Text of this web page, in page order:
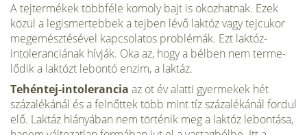
A tejtermékek többféle komoly bajt is okozhatnak. Ezek
közül a legismertebbek a tejben lévő laktóz vagy tejcukor
megemészté­sével kapcsolatos problémák. Ezt laktóz-
intoleranciának hívják. Oka az, hogy a bélben nem terme­
lődik a laktózt lebontó enzim, a laktáz.
Tehéntej-intolerancia az öt év alatti gyermekek hét
százalékánál és a felnőttek több mint tíz százalé­kánál fordul
elő. Laktáz hiányában nem történik meg a laktóz lebontá­sa,